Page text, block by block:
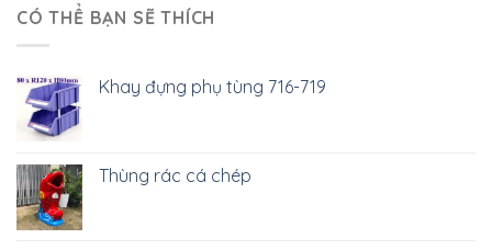
CÓ THỂ BẠN SẼ THÍCH
Khay đựng phụ tùng 716-719
Thùng rác cá chép